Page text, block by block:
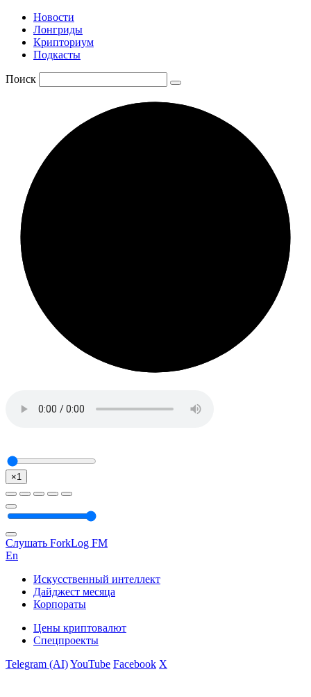
Новости
Лонгриды
Крипториум
Подкасты
Поиск
×1
Слушать ForkLog FM
En
Искусственный интеллект
Дайджест месяца
Корпораты
Цены криптовалют
Спецпроекты
Telegram (AI)YouTube Facebook X